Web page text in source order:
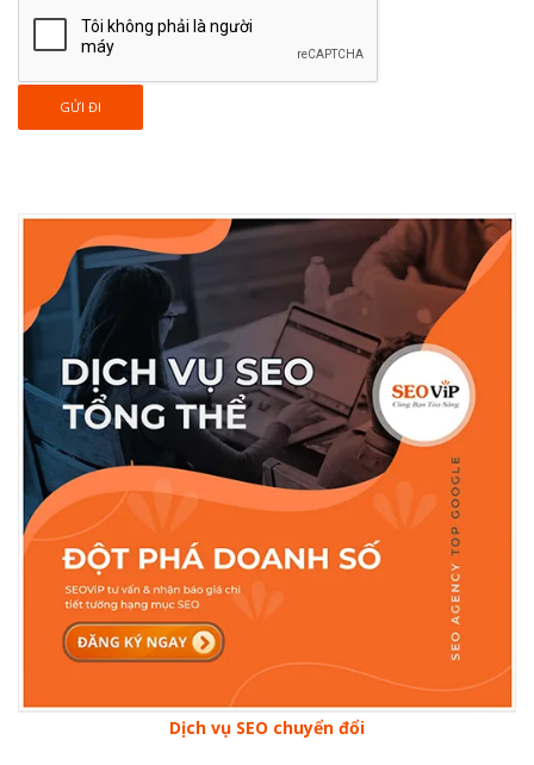
Dịch vụ SEO chuyển đổi